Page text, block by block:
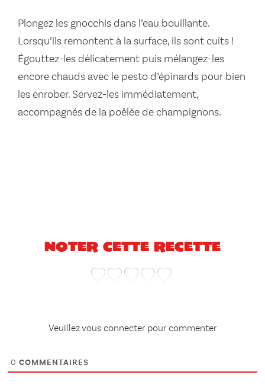
Plongez les gnocchis dans l’eau bouillante.
Lorsqu’ils remontent à la surface, ils sont cuits !
Égouttez-les délicatement puis mélangez-les
encore chauds avec le pesto d’épinards pour bien
les enrober. Servez-les immédiatement,
accompagnés de la poêlée de champignons.
Noter cette recette
Veuillez vous connecter pour commenter
0 COMMENTAIRES